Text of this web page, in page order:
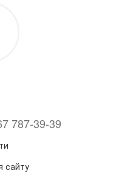
787-39-39
сайту